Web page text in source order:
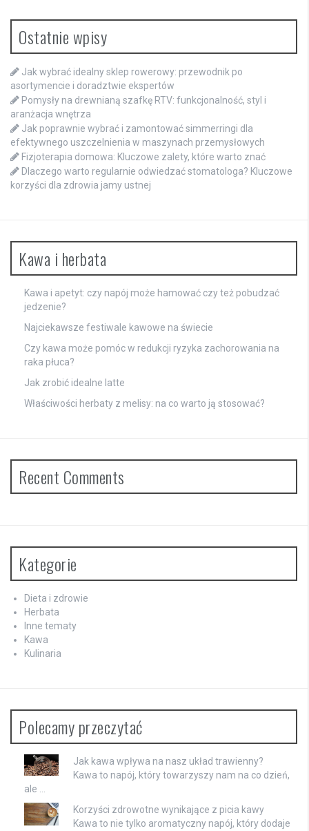
Ostatnie wpisy
Jak wybrać idealny sklep rowerowy: przewodnik po
asortymencie i doradztwie ekspertów
Pomysły na drewnianą szafkę RTV: funkcjonalność, styl i
aranżacja wnętrza
Jak poprawnie wybrać i zamontować simmerringi dla
efektywnego uszczelnienia w maszynach przemysłowych
Fizjoterapia domowa: Kluczowe zalety, które warto znać
Dlaczego warto regularnie odwiedzać stomatologa? Kluczowe
korzyści dla zdrowia jamy ustnej
Kawa i herbata
Kawa i apetyt: czy napój może hamować czy też pobudzać
jedzenie?
Najciekawsze festiwale kawowe na świecie
Czy kawa może pomóc w redukcji ryzyka zachorowania na
raka płuca?
Jak zrobić idealne latte
Właściwości herbaty z melisy: na co warto ją stosować?
Recent Comments
Kategorie
Dieta i zdrowie
Herbata
Inne tematy
Kawa
Kulinaria
Polecamy przeczytać
Jak kawa wpływa na nasz układ trawienny?
Kawa to napój, który towarzyszy nam na co dzień,
ale …
Korzyści zdrowotne wynikające z picia kawy
Kawa to nie tylko aromatyczny napój, który dodaje